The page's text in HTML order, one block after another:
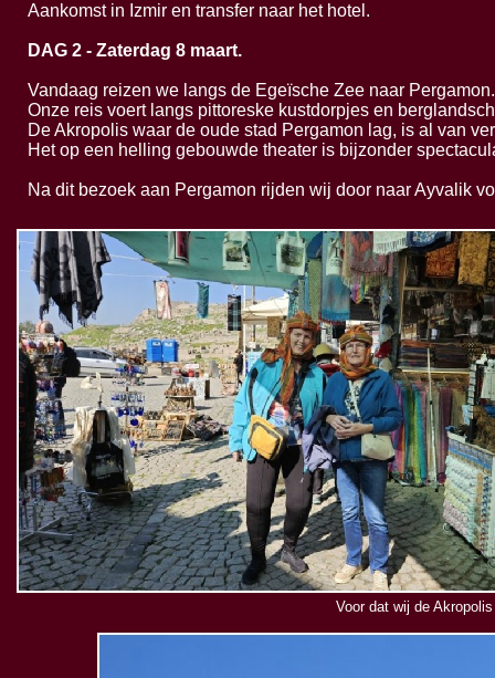
Aankomst in Izmir en transfer naar het hotel.
DAG 2 - Zaterdag 8 maart.
Vandaag reizen we langs de Egeïsche Zee naar Pergamon.
Onze reis voert langs pittoreske kustdorpjes en
De Akropolis waar de oude stad Pergamon lag, is al van
Het op een helling gebouwde theater is bijzonder
Na dit bezoek aan Pergamon rijden wij door naar Ayvalik
Voor dat wij de